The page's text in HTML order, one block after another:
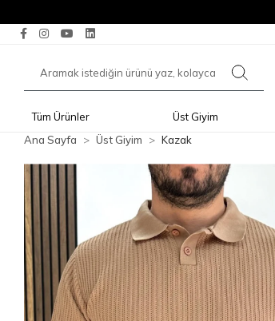
Tüm Ürünler Üst Giyim
Ana Sayfa
Üst Giyim Kazak